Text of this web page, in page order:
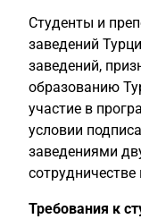
Студенты и
заведений
заведений,
образованию
участие в
условии
заведениями
Требования к